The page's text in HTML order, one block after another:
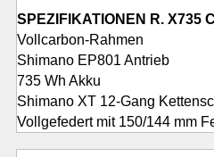
SPEZIFIKATIONEN R. X735
Vollcarbon-Rahmen
Shimano EP801 Antrieb
735 Wh Akku
Shimano XT 12-Gang
Vollgefedert mit 150/144 mm